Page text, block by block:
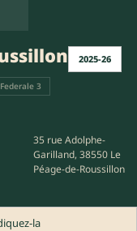
2025-26
Federale 3
35 rue Adolphe-
Garilland, 38550 Le
Péage-de-Roussillon
la